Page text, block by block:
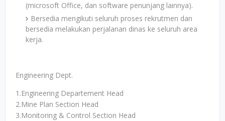
(microsoft Office, dan software penunjang lainnya).
Bersedia mengikuti seluruh proses rekrutmen dan
bersedia melakukan perjalanan dinas ke seluruh area
kerja.
Engineering Dept.
1.Engineering Departement Head
2.Mine Plan Section Head
3.Monitoring & Control Section Head